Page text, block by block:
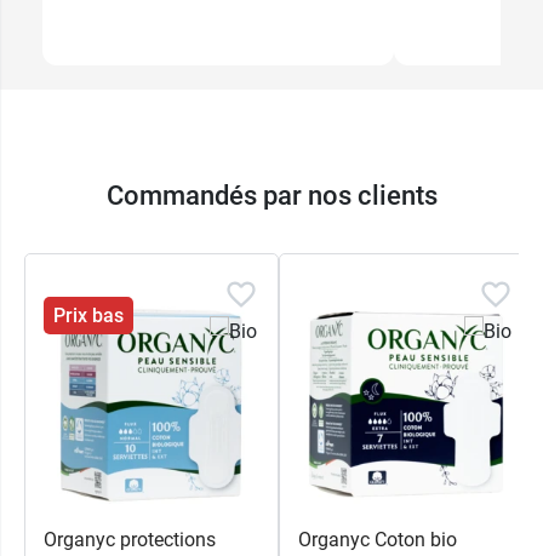
Commandés par nos clients
Prix bas
Organyc protections
Organyc Coton bio